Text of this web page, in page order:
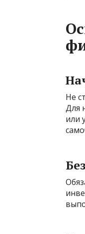
Не
Для
или